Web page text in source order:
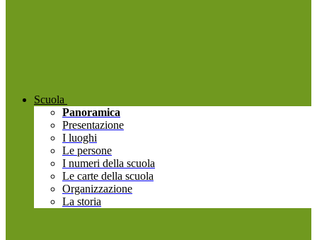
Scuola
Panoramica
Presentazione
I luoghi
Le persone
I numeri della scuola
Le carte della scuola
Organizzazione
La storia